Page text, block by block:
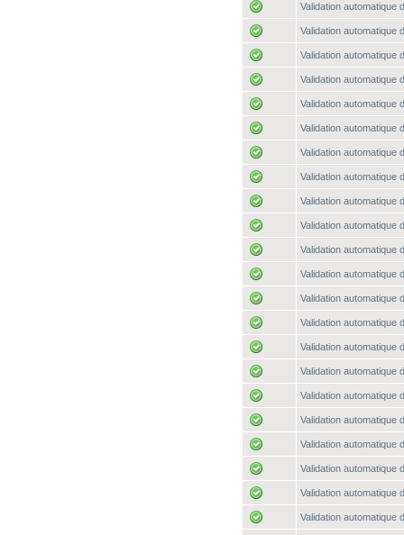
Validation automatique
Validation automatique
Validation automatique
Validation automatique
Validation automatique
Validation automatique
Validation automatique
Validation automatique
Validation automatique
Validation automatique
Validation automatique
Validation automatique
Validation automatique
Validation automatique
Validation automatique
Validation automatique
Validation automatique
Validation automatique
Validation automatique
Validation automatique
Validation automatique
Validation automatique